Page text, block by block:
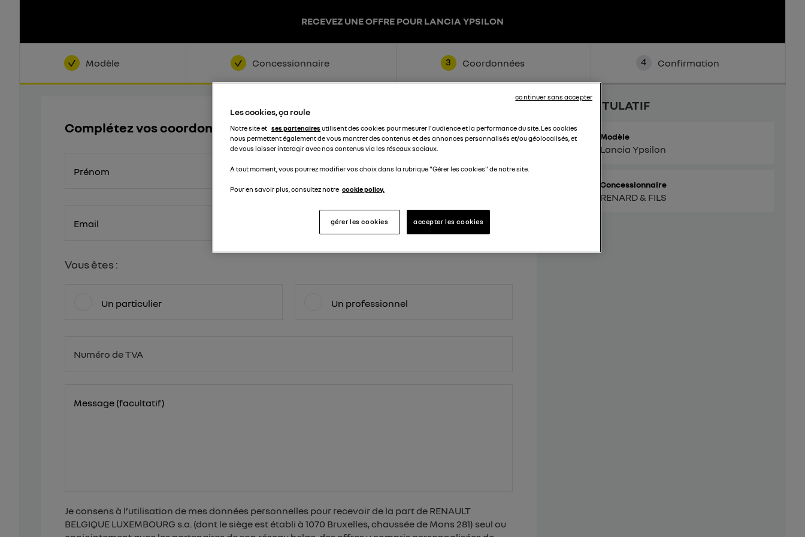
RECEVEZ UNE OFFRE POUR LANCIA YPSILON
Modèle Concessionnaire 3 Coordonnées 4 Confirmation
Complétez vos coordonnées
Prénom Nom
Email Téléphone
Vous êtes :
Un particulier Un professionnel
Numéro de TVA
BE
Message (facultatif)
Je consens à l’utilisation de mes données personnelles pour recevoir de la part de RENAULT
BELGIQUE LUXEMBOURG s.a. (dont le siège est établi à 1070 Bruxelles, chaussée de Mons 281) seul ou
RÉCAPITULATIF
Modèle
Lancia Ypsilon
Concessionnaire
RENARD & FILS
Les cookies, ça roule
Notre site et ses partenairesutilisent des cookies pour mesurer l'audience et la performance du site. Les cookies
nous permettent également de vous montrer des contenus et des annonces personnalisés et/ou géolocalisés, et
de vous laisser interagir avec nos contenus via les réseaux sociaux.
A tout moment, vous pourrez modifier vos choix dans la rubrique "Gérer les cookies" de notre site.
Pour en savoir plus, consultez notre cookie policy.
accepter les cookies
gérer les cookies
continuer sans accepter